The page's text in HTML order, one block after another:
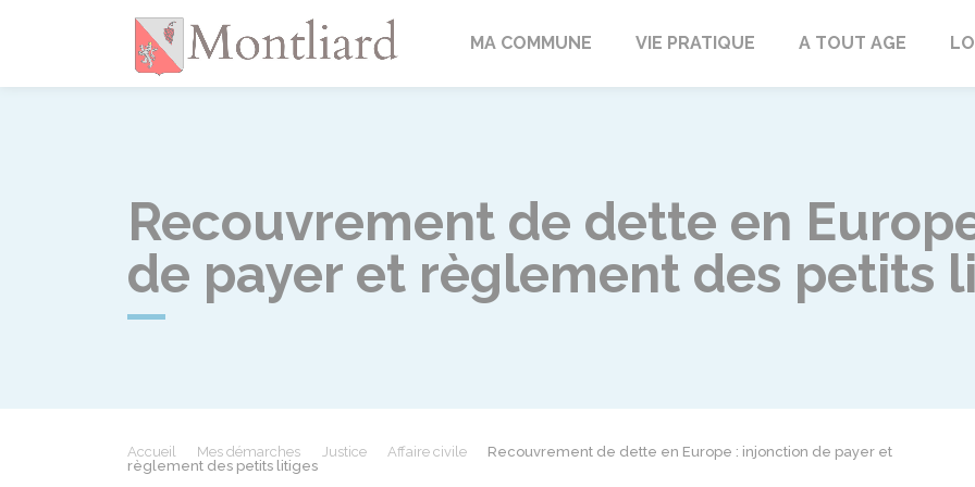
MontliardMA COMMUNE VIE PRATIQUE A TOUT AGE
Recouvrement de dette en
de payer et règlement des petits
Accueil Mes démarches Justice Affaire civile
Recouvrement de dette en Europe : injonction de payer et
règlement des petits litiges